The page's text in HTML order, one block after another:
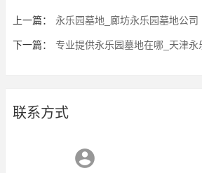
上一篇： 永乐园墓地_廊坊永乐园墓地公司
下一篇： 专业提供永乐园墓地在哪_天津永
联系方式